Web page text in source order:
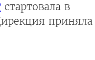
стартовала в
приняла